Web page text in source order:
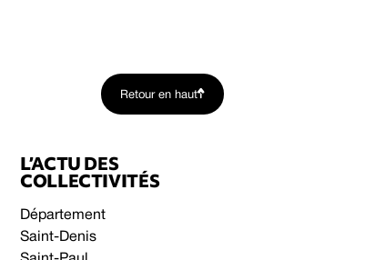
Retour en haut
L’ACTU DES
COLLECTIVITÉS
Département
Saint-Denis